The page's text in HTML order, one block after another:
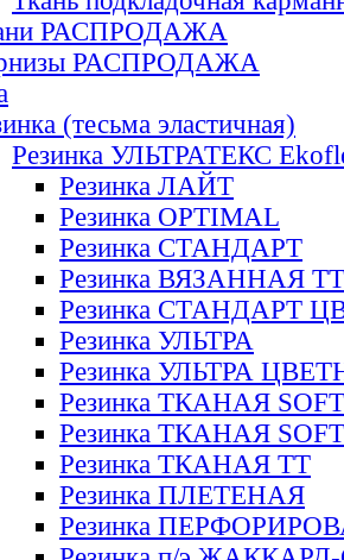
РАСПРОДАЖА
РАСПРОДАЖА
(тесьма эластичная)
Резинка УЛЬТРАТЕКС
Резинка ЛАЙТ
Резинка OPTIMAL
Резинка СТАНДАРТ
Резинка ВЯЗАННАЯ ТТ
Резинка СТАНДАРТ
Резинка УЛЬТРА
Резинка УЛЬТРА
Резинка ТКАНАЯ SOFT
Резинка ТКАНАЯ
Резинка ТКАНАЯ ТТ
Резинка ПЛЕТЕНАЯ
Резинка